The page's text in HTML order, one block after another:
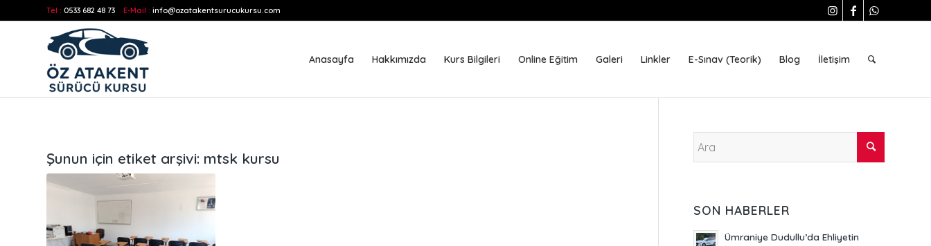
Tel : 0533 682 48 73 E-Mail : info@ozatakentsurucukursu.com
Anasayfa Hakkımızda Kurs Bilgileri Online Eğitim Galeri Linkler E-Sınav (Teorik) Blog İletişim
Şunun için etiket arşivi: mtsk kursu
SON HABERLER
Ümraniye Dudullu’da Ehliyetin